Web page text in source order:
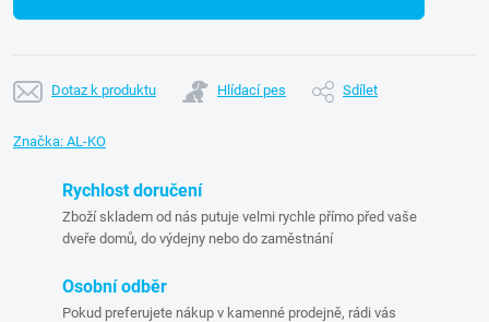
Dotaz k produktu Hlídací pes Sdílet
Značka: AL-KO
Rychlost doručení
Zboží skladem od nás putuje velmi rychle přímo před vaše
dveře domů, do výdejny nebo do zaměstnání
Osobní odběr
Pokud preferujete nákup v kamenné prodejně, rádi vás